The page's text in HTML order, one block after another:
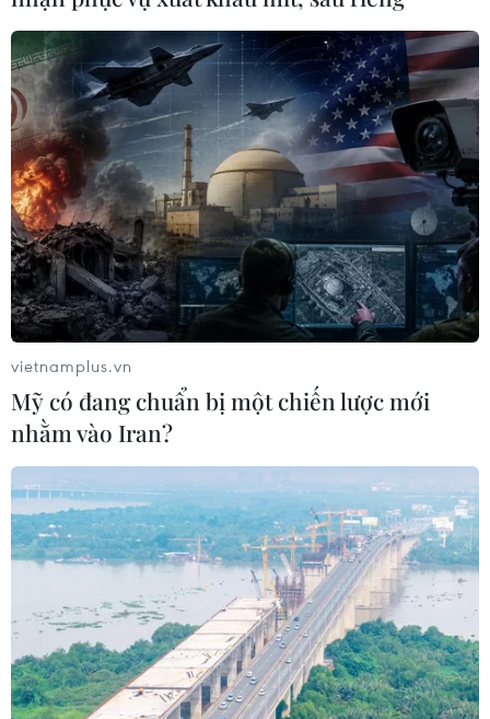
vietnamplus.vn
Mỹ có đang chuẩn bị một chiến lược mới
nhằm vào Iran?